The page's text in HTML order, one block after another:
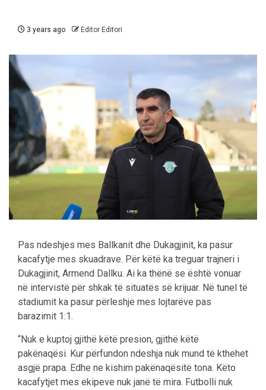
3 years ago Editor Editori
Pas ndeshjes mes Ballkanit dhe Dukagjinit, ka pasur
kacafytje mes skuadrave. Për këtë ka treguar trajneri i
Dukagjinit, Armend Dallku. Ai ka thënë se është vonuar
në intervistë për shkak të situatës së krijuar. Në tunel të
stadiumit ka pasur përleshje mes lojtarëve pas
barazimit 1:1.
“Nuk e kuptoj gjithë këtë presion, gjithë këtë
pakënaqësi. Kur përfundon ndeshja nuk mund të kthehet
asgjë prapa. Edhe ne kishim pakënaqësitë tona. Këto
kacafytjet mes ekipeve nuk janë të mira. Futbolli nuk